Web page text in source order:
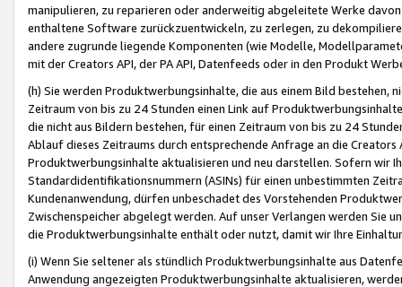
manipulieren, zu reparieren oder anderweitig abgeleitete Werke
enthaltene Software zurückzuentwickeln, zu zerlegen, zu
andere zugrunde liegende Komponenten (wie Modelle,
mit der Creators API, der PA API, Datenfeeds oder in den Produkt
(h) Sie werden Produktwerbungsinhalte, die aus einem Bild bestehen,
Zeitraum von bis zu 24 Stunden einen Link auf
die nicht aus Bildern bestehen, für einen Zeitraum von bis zu 24
Ablauf dieses Zeitraums durch entsprechende Anfrage an die
Produktwerbungsinhalte aktualisieren und neu darstellen. Sofern wir
Standardidentifikationsnummern (ASINs) für einen unbestimmten
Kundenanwendung, dürfen unbeschadet des Vorstehenden
Zwischenspeicher abgelegt werden. Auf unser Verlangen werden Sie
die Produktwerbungsinhalte enthält oder nutzt, damit wir Ihre
(i) Wenn Sie seltener als stündlich Produktwerbungsinhalte aus
Anwendung angezeigten Produktwerbungsinhalte aktualisieren,